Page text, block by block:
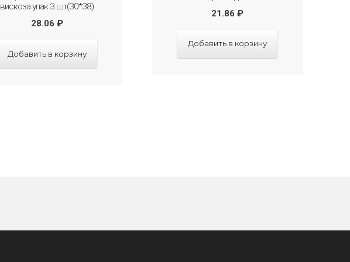
вискоза упак 3 шт(30*38)
28.06 ₽
Добавить в корзину
21.86 ₽
Добавить в корзину